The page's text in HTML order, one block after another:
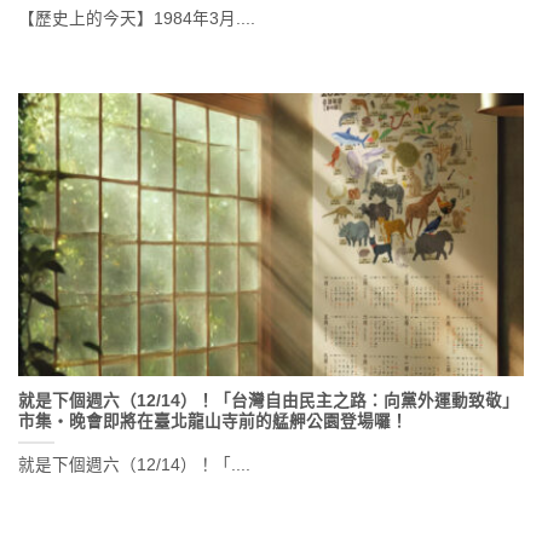
【歷史上的今天】1984年3月....
就是下個週六（12/14）！「台灣自由民主之路：向黨外運動致敬」
市集・晚會即將在臺北龍山寺前的艋舺公園登場囉！
就是下個週六（12/14）！「....